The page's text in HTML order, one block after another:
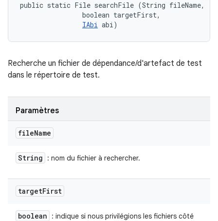
public static File searchFile (String fileName,
                boolean targetFirst,
IAbi abi)
Recherche un fichier de dépendance/d'artefact de test
dans le répertoire de test.
Paramètres
fileName
String : nom du fichier à rechercher.
targetFirst
boolean
: indique si nous privilégions les fichiers côté